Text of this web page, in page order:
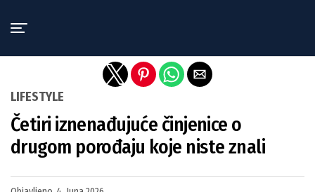
LIFESTYLE
Četiri iznenađujuće činjenice o
drugom porođaju koje niste znali